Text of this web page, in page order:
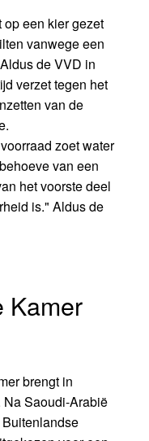
een kier gezet
vanwege een
de VVD in
verzet tegen het
van de
zoet water
van een
het voorste deel
is." Aldus de
Kamer
brengt in
Saoudi-Arabië